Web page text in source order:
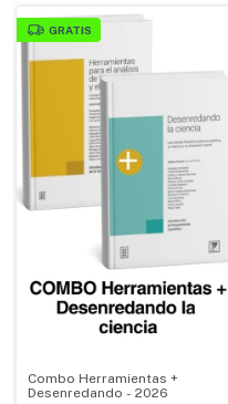
GRATIS
Combo Herramientas +
Desenredando - 2026